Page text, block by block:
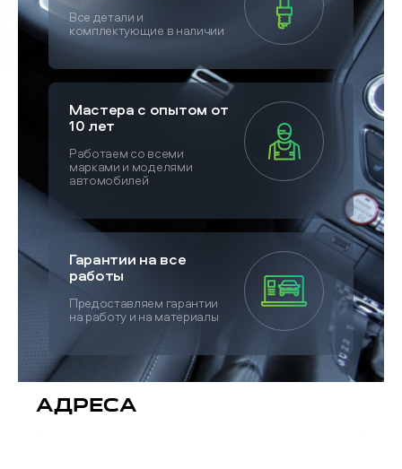
Все детали и
комплектующие в наличии
Мастера с опытом от
10 лет
Работаем со всеми
марками и моделями
автомобилей
Гарантии на все
работы
Предоставляем гарантии
на работу и на материалы
Адреса